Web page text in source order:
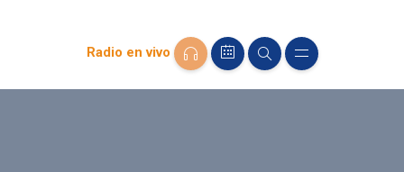
Radio en vivo